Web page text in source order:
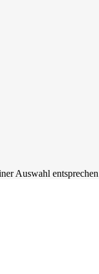
Auswahl